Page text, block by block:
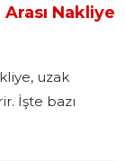
Nakliye
uzak
İşte bazı